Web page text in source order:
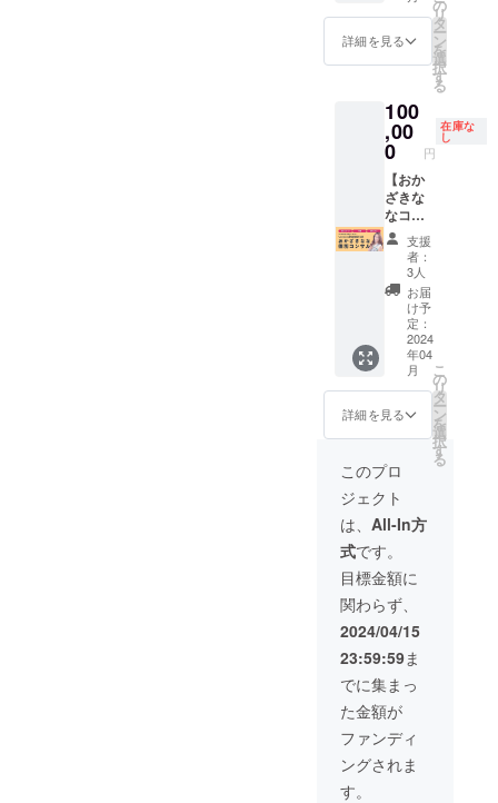
船水隆
時間：
39分)
ヴィ
ル・ト
レーニ
時間：
17分) -
男磨
き・モ
テテク
講座(収
録時
間：27
分) -
ヴィ
ジョン
クリエ
イト(収
録時
間：14
分) -
ディア
にモテ
人にな
るに
は」by
鶴間政
行✕お
かざき
なな
(収録時
間：10
分) -東
洋医学
と腟ケ
ア基礎
講座 by
船水隆
広(収録
時間：
39分)
ヴィ
ル・ト
レーニ
時間：
17分) -
男磨
き・モ
テテク
講座(収
録時
間：27
分) -
ヴィ
ジョン
クリエ
イト(収
録時
間：14
分) -
ディア
にモテ
人にな
るに
は」by
鶴間政
かざき
なな
(収録時
間：10
分) -東
洋医学
と腟ケ
ア基礎
講座 by
船水隆
広(収録
時間：
39分)
（ご希
望の
ページ
にてご
公式メ
ルマガ
でご紹
介 ・イ
ベント
当日MC
による
ご紹
介、プ
ロジェ
クター
でお名
前/企業
名/ロゴ
の表示
（ご希
望の
方）
メール
にURL
を記載
しま
当日受
付のリ
ストに
て対
応。 ※
自由席1
名 ※Bエ
リア（3
番目に
見やす
いお
席、購
入順に
前方エ
リアが
指定さ
れま
す） ・
2024年
4月26日
(金)18:0
0～
20:00
CANBE
20周年
感謝祭
参加
権 ・
お礼
メッ
セージ
メール
・PDF
教材１
つ（マ
スメ
ディア
を使っ
詳細を見る
の
リ
タ
ー
ン
を
選
択
す
る
100
,00
0 円
在庫な
し
【おか
ざきな
なコン
サル＆
CANBE
20周年
感謝祭
参加権
VIP席】
※郵送は
されま
せん。
※当日受
付のリ
ストに
て対
応。
※VIP席1
名 ・
2024年
4月26日
(金)18:0
0～
20:00
VIP席チ
ケット1
枚 ・お
礼メッ
セージ
メール
・おか
ざきな
な60分
の
支援
者：
3人
お届
け予
定：
2024
年04
月
詳細を見る
こ
の
リ
タ
ー
ン
を
選
択
す
る
このプロ
ジェクト
は、 All-In方
式です。
目標金額に
関わらず、
2024/04/15
23:59:59ま
でに集まっ
た金額が
ファンディ
ングされま
す。